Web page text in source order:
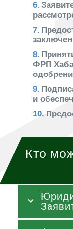
ФРП
и
Кто